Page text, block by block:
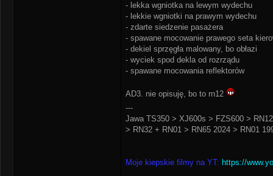
- lekka wgniotka na lewym wydechu
- lekkie wgniotki na prawym wydechu
- zdarte siedzenie pasażera
- spawane mocowanie prawego seta
- dekiel sprzęgła malowany, bo obłazi
- wyciek spod dekla od rozrządu
- spawane mocowania reflektorów
AD3. nie opisuję, bo to rn12
---
Jawa TS350 > XJ600s > FZS600 >
> RN32 + RN01 > RN65 2024 > RN01
Moje kiepskie filmy na YT: https://